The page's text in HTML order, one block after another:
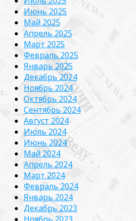
Июнь 2025
Май 2025
Апрель 2025
Март 2025
Февраль 2025
Январь 2025
Декабрь 2024
Ноябрь 2024
Октябрь 2024
Сентябрь 2024
Август 2024
Июль 2024
Июнь 2024
Май 2024
Апрель 2024
Март 2024
Февраль 2024
Январь 2024
Декабрь 2023